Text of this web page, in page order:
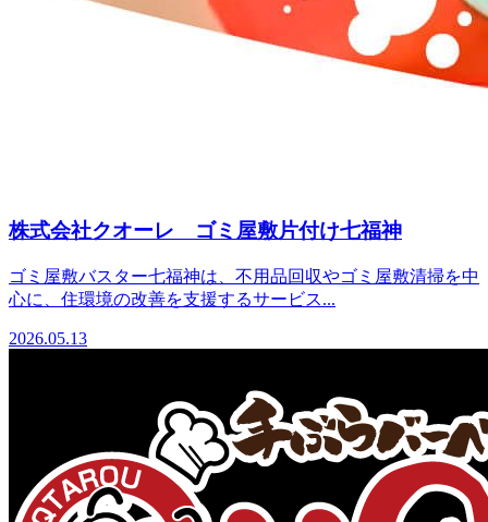
株式会社クオーレ ゴミ屋敷片付け七福神
ゴミ屋敷バスター七福神は、不用品回収やゴミ屋敷清掃を中
心に、住環境の改善を支援するサービス...
2026.05.13